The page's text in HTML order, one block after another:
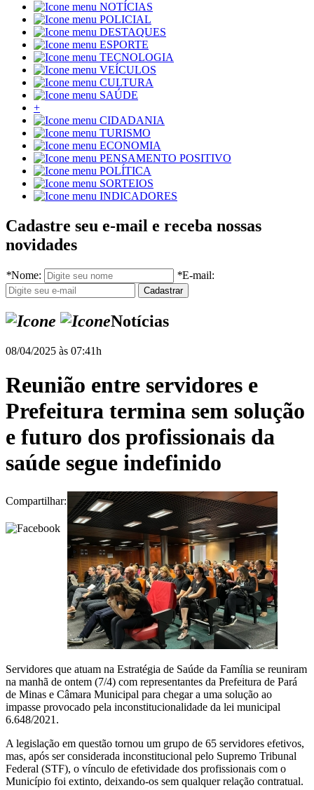
NOTÍCIAS
POLICIAL
DESTAQUES
ESPORTE
TECNOLOGIA
VEÍCULOS
CULTURA
SAÚDE
+
CIDADANIA
TURISMO
ECONOMIA
PENSAMENTO POSITIVO
POLÍTICA
SORTEIOS
INDICADORES
Cadastre seu e-mail e receba nossas
novidades
*Nome: *E-mail:
Notícias
08/04/2025 às 07:41h
Reunião entre servidores e
Prefeitura termina sem solução
e futuro dos profissionais da
saúde segue indefinido
Compartilhar:
Servidores que atuam na Estratégia de Saúde da Família se reuniram
na manhã de ontem (7/4) com representantes da Prefeitura de Pará
de Minas e Câmara Municipal para chegar a uma solução ao
impasse provocado pela inconstitucionalidade da lei municipal
6.648/2021.
A legislação em questão tornou um grupo de 65 servidores efetivos,
mas, após ser considerada inconstitucional pelo Supremo Tribunal
Federal (STF), o vínculo de efetividade dos profissionais com o
Município foi extinto, deixando-os sem qualquer relação contratual.